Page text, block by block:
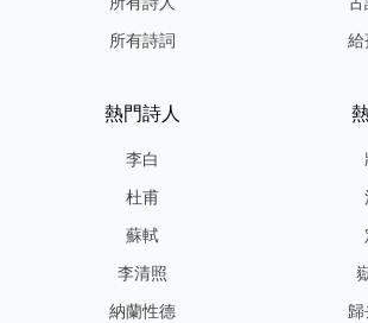
所有詩詞
熱門詩人
李白
杜甫
蘇軾
李清照
納蘭性德